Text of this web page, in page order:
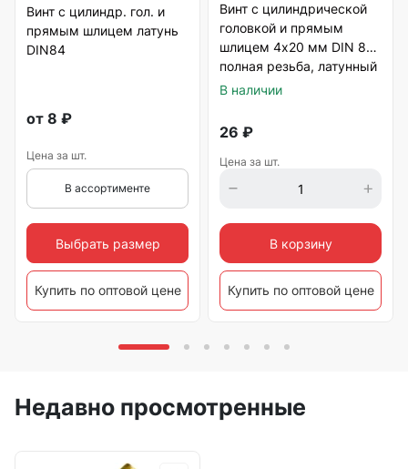
Винт с цилиндр. гол. и
прямым шлицем латунь
DIN84
от 8 ₽
Цена за шт.
В ассортименте
Выбрать размер
Купить по оптовой цене
Винт с цилиндрической
головкой и прямым
шлицем 4х20 мм DIN 84,
полная резьба, латунный
В наличии
26 ₽
Цена за шт.
В корзину
Купить по оптовой цене
Недавно просмотренные